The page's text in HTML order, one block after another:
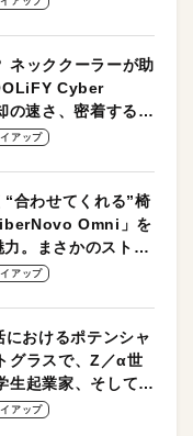
ネッククーラーが助
Cyber
の速さ、密着する冷
操作性がグッド！
イアップ
“合わせてくれる”椅
Omni」を
。まさかのストレ
イアップ
おけるポテンシャ
グラスで、Z／α世
生起業家、そして教
【PR】
イアップ